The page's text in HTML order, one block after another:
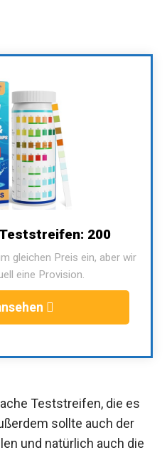
200
gleichen Preis ein, aber wir
eine Provision.
Teststreifen, die es
sollte auch der
und natürlich auch die